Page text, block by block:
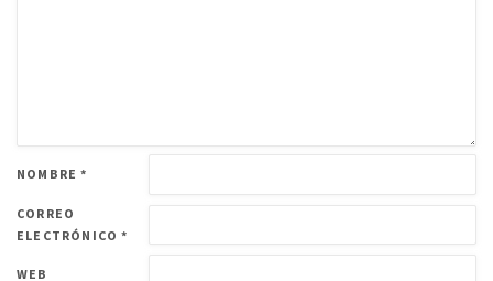
NOMBRE*
CORREO
ELECTRÓNICO*
WEB